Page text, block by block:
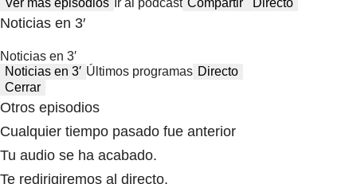
Noticias en 3′
Noticias en 3′
Noticias en 3′ Últimos programas Directo
Cerrar
Otros episodios
Cualquier tiempo pasado fue anterior
Tu audio se ha acabado.
Te redirigiremos al directo.